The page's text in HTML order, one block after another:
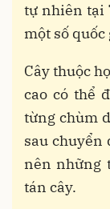
tự nhiên tại
một số
Cây thuộc
cao có thể
từng chùm
sau chuyển
nên những
tán cây.